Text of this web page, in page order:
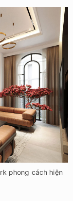
phong cách hiện